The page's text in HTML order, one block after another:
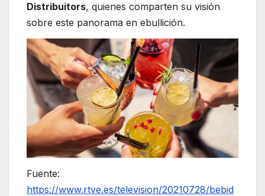
Distribuitors, quienes comparten su visión
sobre este panorama en ebullición.
Fuente:
https://www.rtve.es/television/20210728/bebid